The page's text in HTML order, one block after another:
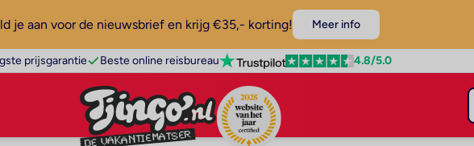
je aan voor de nieuwsbrief en krijg €35,- korting! Meer info
prijsgarantie Beste online reisbureau 4.8/5.0